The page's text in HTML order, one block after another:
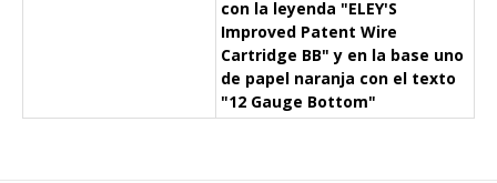
con la leyenda "ELEY'S
Improved Patent Wire
Cartridge BB" y en la base uno
de papel naranja con el texto
"12 Gauge Bottom"